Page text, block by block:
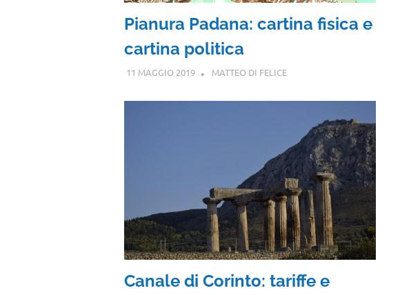
Pianura Padana: cartina fisica e
cartina politica
11 MAGGIO 2019 MATTEO DI FELICE
Canale di Corinto: tariffe e